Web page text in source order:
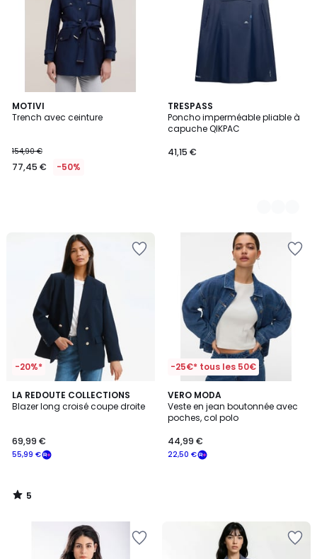
MOTIVI
Trench avec ceinture
154,90 €
77,45 € -50%
TRESPASS
Poncho imperméable pliable à
capuche QIKPAC
41,15 €
2
Couleurs
-20%*
LA REDOUTE COLLECTIONS
Blazer long croisé coupe droite
55,99 €
69,99 €
5
/
5
/
-25€* tous les 50€
VERO MODA
Veste en jean boutonnée avec
poches, col polo
22,50 €
44,99 €